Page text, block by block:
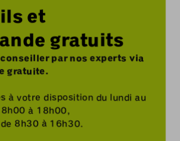
et
gratuits
par nos experts via
gratuite.
à votre disposition du lundi au
à 18h00,
8h30 à 16h30.